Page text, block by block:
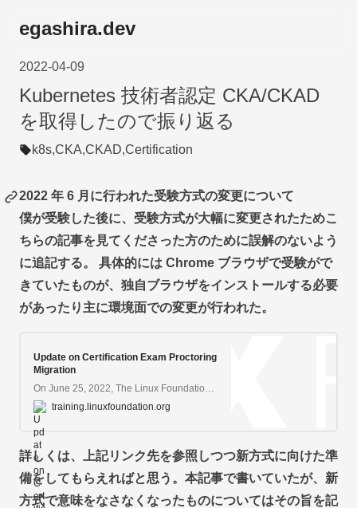
egashira.dev
2022-04-09
Kubernetes 技術者認定 CKA/CKAD
を取得したので振り返る
k8s,CKA,CKAD,Certification
2022 年 6 月に行われた受験方式の変更について
僕が受験した後に、受験方式が大幅に変更されたためこ
ちらの記事を見てくださった方のために誤解のないよう
に追記する。 具体的には Chrome ブラウザで受験がで
きていたものが、独自ブラウザをインストールする必要
があったり主に環境面での変更が行われた。
Update on Certification Exam Proctoring
Migration
On June 25, 2022, The Linux Foundation migrated the CKA, CKAD and CKS programs from PSI’s ExamsLocal proctoring platform to PSI Bridge, as candidates were notified about beginning last year,...
training.linuxfoundation.org
詳しくは、上記リンク先を参照しつつ新方式に向けた準
備をしてもらえればと思う。本記事で書いていたが、新
方式で意味をなさなくなったものについてはその旨を記